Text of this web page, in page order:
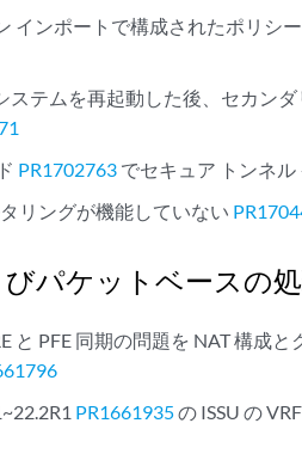
インポートで構成されたポリシ
ステムを再起動した後、セカン
PR1702763 でセキュア トンネ
リングが機能していない
パケットベースの
と PFE 同期の問題を NAT 構成
PR1661935の ISSU の